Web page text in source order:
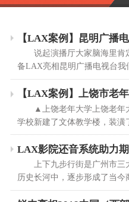
【LAX案例】昆明广播
说起演播厅大家脑海里肯
备LAX亮相昆明广播电视台我
【LAX案例】上饶市老
▲上饶老年大学上饶老年
学校新建了文体教学楼，装潢
上下九步行街是广州市三
历史长河中，逐步形成了当今